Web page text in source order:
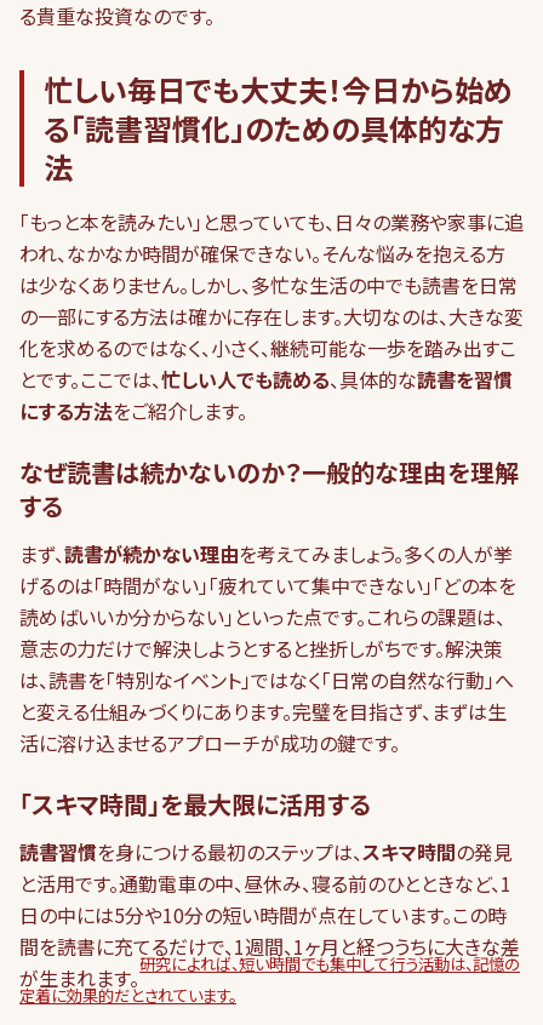
る貴重な投資なのです。
忙しい毎日でも大丈夫！今日から始め
る「読書習慣化」のための具体的な方
法
「もっと本を読みたい」と思っていても、日々の業務や家事に追
われ、なかなか時間が確保できない。そんな悩みを抱える方
は少なくありません。しかし、多忙な生活の中でも読書を日常
の一部にする方法は確かに存在します。大切なのは、大きな変
化を求めるのではなく、小さく、継続可能な一歩を踏み出すこ
とです。ここでは、忙しい人でも読める、具体的な読書を習慣
にする方法をご紹介します。
なぜ読書は続かないのか？一般的な理由を理解
する
まず、読書が続かない理由を考えてみましょう。多くの人が挙
げるのは「時間がない」「疲れていて集中できない」「どの本を
読めばいいか分からない」といった点です。これらの課題は、
意志の力だけで解決しようとすると挫折しがちです。解決策
は、読書を「特別なイベント」ではなく「日常の自然な行動」へ
と変える仕組みづくりにあります。完璧を目指さず、まずは生
活に溶け込ませるアプローチが成功の鍵です。
「スキマ時間」を最大限に活用する
読書習慣を身につける最初のステップは、スキマ時間の発見
と活用です。通勤電車の中、昼休み、寝る前のひとときなど、1
日の中には5分や10分の短い時間が点在しています。この時
間を読書に充てるだけで、1週間、1ヶ月と経つうちに大きな差
が生まれます。研究によれば、短い時間でも集中して行う活動は、記憶の
定着に効果的だとされています。